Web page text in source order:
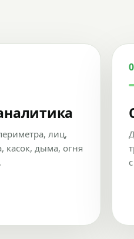
лиц,
касок, дыма, огня